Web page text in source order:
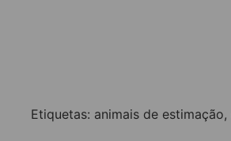
Etiquetas: animais de estimação,